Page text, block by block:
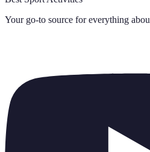
Your go-to source for everything